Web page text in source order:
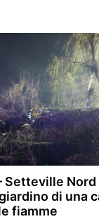
Setteville
di una
fiamme